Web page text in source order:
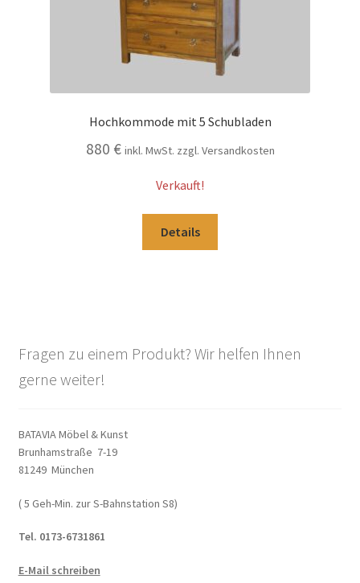
Hochkommode mit 5 Schubladen
880 € inkl. MwSt. zzgl. Versandkosten
Verkauft!
Details
Fragen zu einem Produkt? Wir helfen Ihnen
gerne weiter!
BATAVIA Möbel & Kunst
Brunhamstraße 7-19
81249 München
( 5 Geh-Min. zur S-Bahnstation S8)
Tel. 0173-6731861
E-Mail schreiben